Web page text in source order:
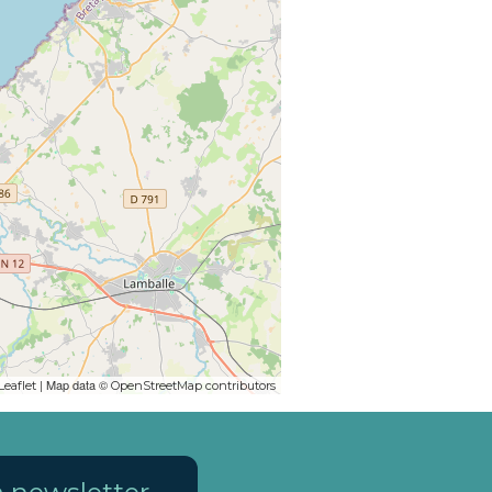
| Map data © OpenStreetMap contributors